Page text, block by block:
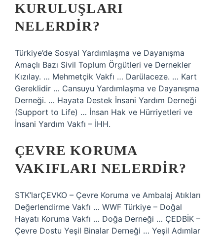
KURULUŞLARI
NELERDIR?
Türkiye’de Sosyal Yardımlaşma ve Dayanışma
Amaçlı Bazı Sivil Toplum Örgütleri ve Dernekler
Kızılay. … Mehmetçik Vakfı … Darülaceze. … Kart
Gereklidir … Cansuyu Yardımlaşma ve Dayanışma
Derneği. … Hayata Destek İnsani Yardım Derneği
(Support to Life) … İnsan Hak ve Hürriyetleri ve
İnsani Yardım Vakfı – İHH.
ÇEVRE KORUMA
VAKIFLARI NELERDIR?
STK’larÇEVKO – Çevre Koruma ve Ambalaj Atıkları
Değerlendirme Vakfı … WWF Türkiye – Doğal
Hayatı Koruma Vakfı … Doğa Derneği … ÇEDBİK –
Çevre Dostu Yeşil Binalar Derneği … Yeşil Adımlar